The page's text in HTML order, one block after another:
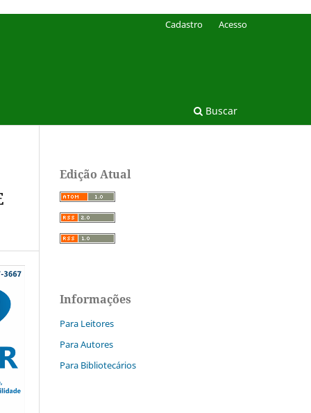
Buscar
Cadastro Acesso
Edição Atual
Informações
Para Leitores
Para Autores
Para Bibliotecários